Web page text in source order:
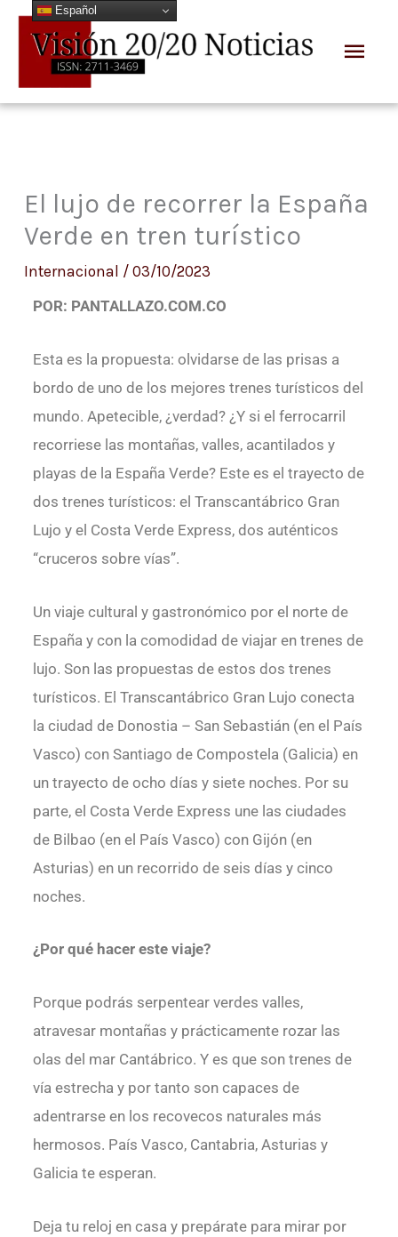
contenido
El lujo de recorrer la España
Verde en tren turístico
Internacional / 03/10/2023
POR: PANTALLAZO.COM.CO
Esta es la propuesta: olvidarse de las prisas a
bordo de uno de los mejores trenes turísticos del
mundo. Apetecible, ¿verdad? ¿Y si el ferrocarril
recorriese las montañas, valles, acantilados y
playas de la España Verde? Este es el trayecto de
dos trenes turísticos: el Transcantábrico Gran
Lujo y el Costa Verde Express, dos auténticos
“cruceros sobre vías”.
Un viaje cultural y gastronómico por el norte de
España y con la comodidad de viajar en trenes de
lujo. Son las propuestas de estos dos trenes
turísticos. El Transcantábrico Gran Lujo conecta
la ciudad de Donostia – San Sebastián (en el País
Vasco) con Santiago de Compostela (Galicia) en
un trayecto de ocho días y siete noches. Por su
parte, el Costa Verde Express une las ciudades
de Bilbao (en el País Vasco) con Gijón (en
Asturias) en un recorrido de seis días y cinco
noches.
¿Por qué hacer este viaje?
Porque podrás serpentear verdes valles,
atravesar montañas y prácticamente rozar las
olas del mar Cantábrico. Y es que son trenes de
vía estrecha y por tanto son capaces de
adentrarse en los recovecos naturales más
hermosos. País Vasco, Cantabria, Asturias y
Galicia te esperan.
Deja tu reloj en casa y prepárate para mirar por
Español